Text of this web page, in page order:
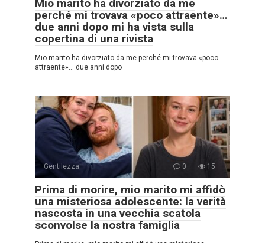
Mio marito ha divorziato da me
perché mi trovava «poco attraente»…
due anni dopo mi ha vista sulla
copertina di una rivista
Mio marito ha divorziato da me perché mi trovava «poco
attraente»… due anni dopo
Gentilezza 0 15
Prima di morire, mio marito mi affidò
una misteriosa adolescente: la verità
nascosta in una vecchia scatola
sconvolse la nostra famiglia